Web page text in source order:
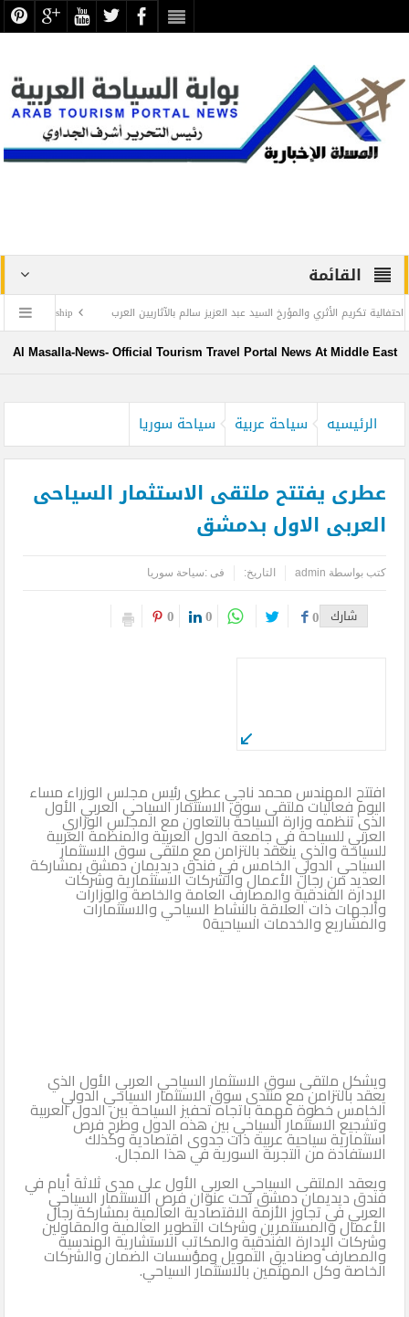
القائمة
الأثري والمؤرخ السيد عبد العزيز سالم بالآثاريين العرب THE WORLD cruise ship
Al Masalla-News- Official Tourism Travel Portal News At Middle East
الرئيسيه سياحة عربية سياحة سوريا
عطرى يفتتح ملتقى الاستثمار السياحى
العربى الاول بدمشق
كتب بواسطة admin التاريخ: فى :سياحة سوريا
شارك 0
0
0
افتتح المهندس محمد ناجي عطري رئيس مجلس الوزراء مساء
اليوم فعاليات ملتقى سوق الاستثمار السياحي العربي الأول
الذي تنظمه وزارة السياحة بالتعاون مع المجلس الوزاري
العربي للسياحة في جامعة الدول العربية والمنظمة العربية
للسياحة والذي ينعقد بالتزامن مع ملتقى سوق الاستثمار
السياحي الدولي الخامس في فندق ديديمان دمشق بمشاركة
العديد من رجال الأعمال والشركات الاستثمارية وشركات
الإدارة الفندقية والمصارف العامة والخاصة والوزارات
والجهات ذات العلاقة بالنشاط السياحي والاستثمارات
والمشاريع والخدمات السياحية0
ويشكل ملتقى سوق الاستثمار السياحي العربي الأول الذي
يعقد بالتزامن مع منتدى سوق الاستثمار السياحي الدولي
الخامس خطوة مهمة باتجاه تحفيز السياحة بين الدول العربية
وتشجيع الاستثمار السياحي بين هذه الدول وطرح فرص
استثمارية سياحية عربية ذات جدوى اقتصادية وكذلك
الاستفادة من التجربة السورية في هذا المجال.
ويعقد الملتقى السياحي العربي الأول على مدى ثلاثة أيام في
فندق ديديمان دمشق تحت عنوان فرص الاستثمار السياحي
العربي في تجاوز الأزمة الاقتصادية العالمية بمشاركة رجال
الأعمال والمستثمرين وشركات التطوير العالمية والمقاولين
وشركات الإدارة الفندقية والمكاتب الاستشارية الهندسية
والمصارف وصناديق التمويل ومؤسسات الضمان والشركات
الخاصة وكل المهتمين بالاستثمار السياحي.